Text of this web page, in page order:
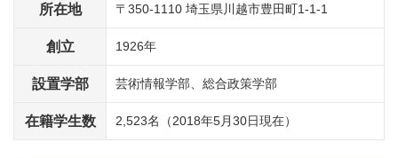
所在地 〒350-1110 埼玉県川越市豊田町1-1-1
創立 1926年
設置学部 芸術情報学部、総合政策学部
在籍学生数 2,523名（2018年5月30日現在）